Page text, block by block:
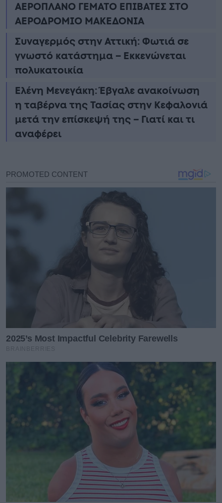
ΑΕΡΟΠΛΑΝΟ ΓΕΜΑΤΟ ΕΠΙΒΑΤΕΣ ΣΤΟ
ΑΕΡΟΔΡΟΜΙΟ ΜΑΚΕΔΟΝΙΑ
Συναγερμός στην Αττική: Φωτιά σε
γνωστό κατάστημα – Εκκενώνεται
πολυκατοικία
Ελένη Μενεγάκη: Έβγαλε ανακοίνωση
η ταβέρνα της Τασίας στην Κεφαλονιά
μετά την επίσκεψή της – Γιατί και τι
αναφέρει